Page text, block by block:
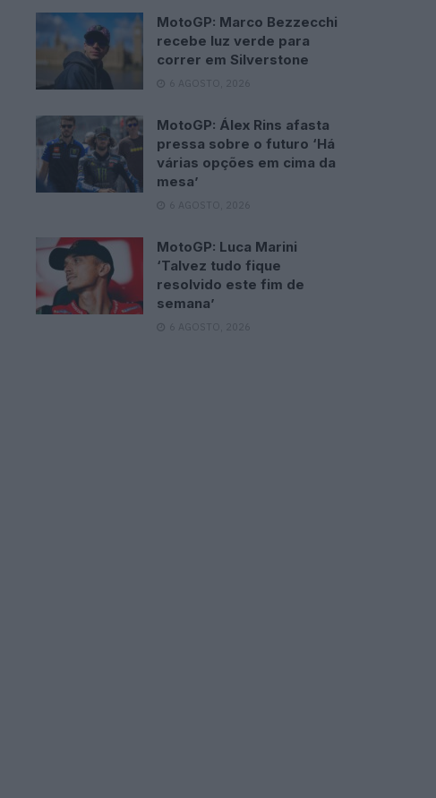
MotoGP: Marco Bezzecchi
recebe luz verde para
correr em Silverstone
6 AGOSTO, 2026
MotoGP: Álex Rins afasta
pressa sobre o futuro ‘Há
várias opções em cima da
mesa’
6 AGOSTO, 2026
MotoGP: Luca Marini
‘Talvez tudo fique
resolvido este fim de
semana’
6 AGOSTO, 2026